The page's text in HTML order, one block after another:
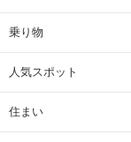
乗り物
人気スポット
住まい